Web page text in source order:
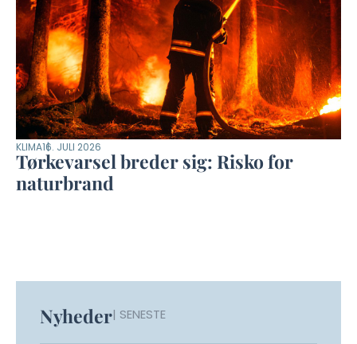
KLIMA16. JULI 2026
Tørkevarsel breder sig: Risko for
naturbrand
Nyheder| SENESTE